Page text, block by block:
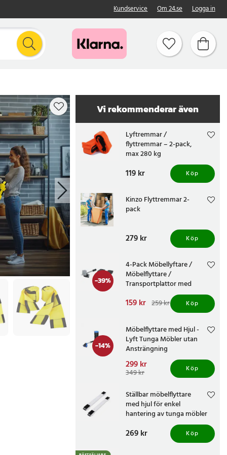
Kundservice Om 24.se Logga in
Vi rekommenderar även
Lyftremmar /
flyttremmar – 2-pack,
max 280 kg
Pris :119 kr
119 kr Köp
Kinzo Flyttremmar 2-
pack
Pris:279 kr
279 kr Köp
-39%
4-Pack Möbellyftare /
Möbelflyttare /
Transportplattor med
lyfthandtag – bär upp till 600
kg
Nuvarande pris
Tidigare pris 259 kr
159 kr 259 kr Köp
-14%
Möbelflyttare med Hjul -
Lyft Tunga Möbler utan
Ansträngning
Nuvarande pris:
299 krTidigare pris :349 kr
299 kr
349 kr Köp
Ställbar möbelflyttare
med hjul för enkel
hantering av tunga möbler
Pris:269 kr
269 kr Köp